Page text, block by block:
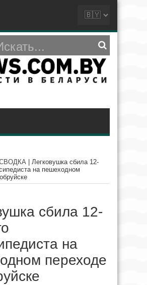
Легковушка сбила 12-
на пешеходном
сбила 12-
на
переходе